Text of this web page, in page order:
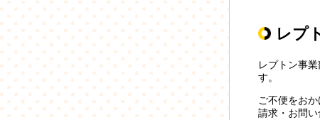
レプ
レプトン事
す。
ご不便をお
請求・お問